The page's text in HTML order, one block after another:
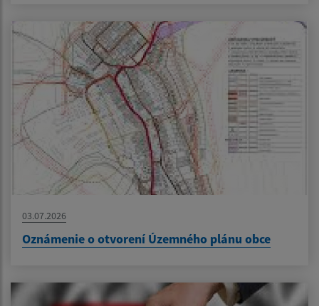
03.07.2026
Oznámenie o otvorení Územného plánu obce